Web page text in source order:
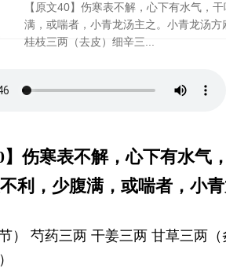
【原文40】伤寒表不解，心下有水气，
满，或喘者，小青龙汤主之。小青龙汤
桂枝三两（去皮）细辛三...
】伤寒表不解，心下有水
利，少腹满，或喘者，小
） 芍药三两 干姜三两 甘草三两